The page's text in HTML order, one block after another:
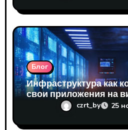
Блог
Инфраструктура как
свои приложения на
сервере czrt_by 25